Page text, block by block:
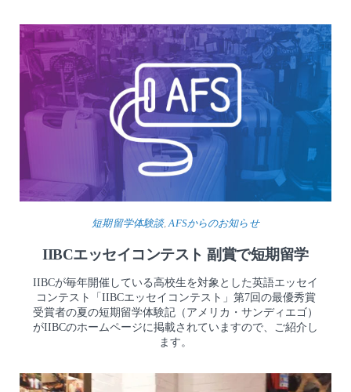
短期留学体験談,AFSからのお知らせ
IIBCエッセイコンテスト 副賞で短期留学
IIBCが毎年開催している高校生を対象とした英語エッセイ
コンテスト「IIBCエッセイコンテスト」第7回の最優秀賞
受賞者の夏の短期留学体験記（アメリカ・サンディエゴ）
がIIBCのホームページに掲載されていますので、ご紹介し
ます。